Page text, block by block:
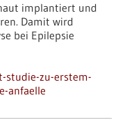
implantiert und
Damit wird
bei Epilepsie
zu-erstem-
anfaelle